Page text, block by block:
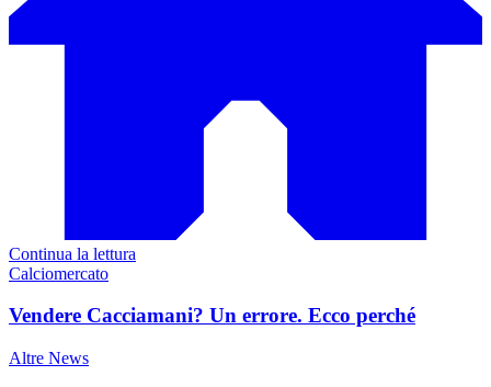
Continua la lettura
Calciomercato
Vendere Cacciamani? Un errore. Ecco perché
Altre News